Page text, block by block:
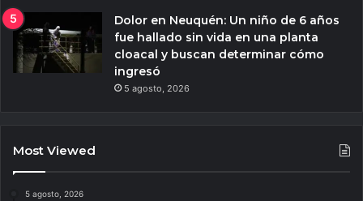
Dolor en Neuquén: Un niño de 6 años
fue hallado sin vida en una planta
cloacal y buscan determinar cómo
ingresó
5 agosto, 2026
Most Viewed
5 agosto, 2026